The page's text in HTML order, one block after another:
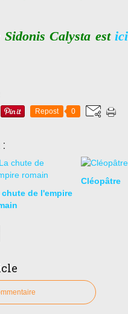
Calysta estici
Repost 0
chute de l'empire
Cléopâtre